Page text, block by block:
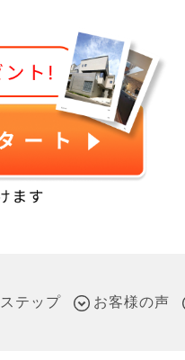
テップ お客様の声